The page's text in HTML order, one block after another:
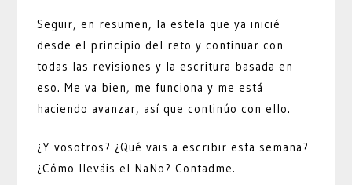
Seguir, en resumen, la estela que ya inicié
desde el principio del reto y continuar con
todas las revisiones y la escritura basada en
eso. Me va bien, me funciona y me está
haciendo avanzar, así que continúo con ello.
¿Y vosotros? ¿Qué vais a escribir esta semana?
¿Cómo lleváis el NaNo? Contadme.